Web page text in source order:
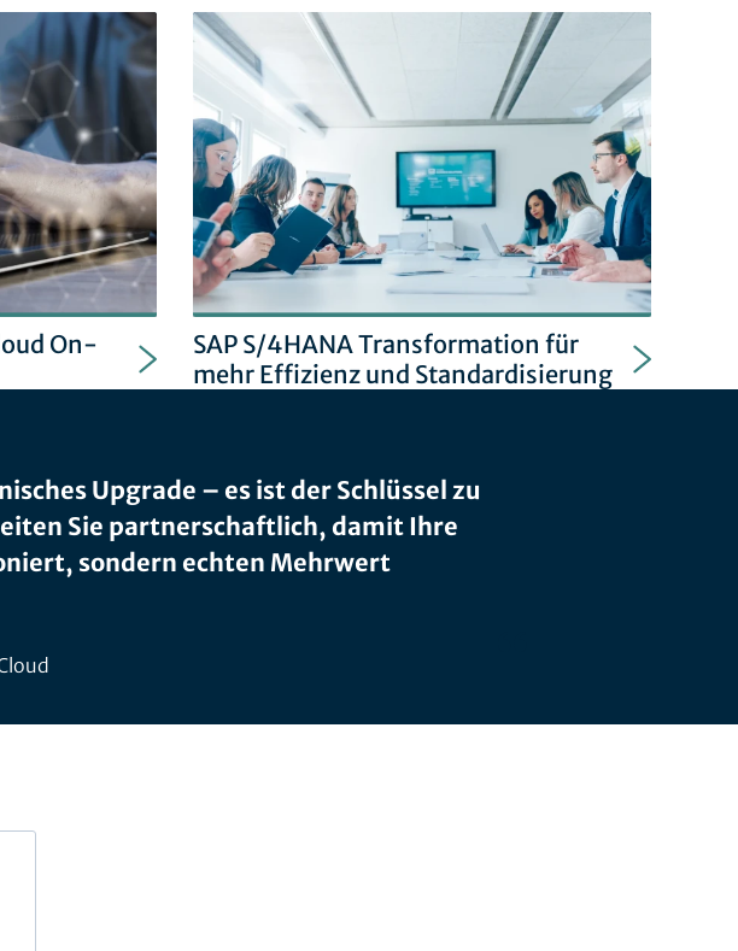
On-
SAP S/4HANA Transformation für
mehr Effizienz und Standardisierung
Upgrade – es ist der Schlüssel zu
Sie partnerschaftlich, damit Ihre
sondern echten Mehrwert